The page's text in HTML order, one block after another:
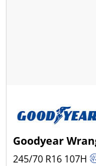
Goodyear
245/70 R16 107H